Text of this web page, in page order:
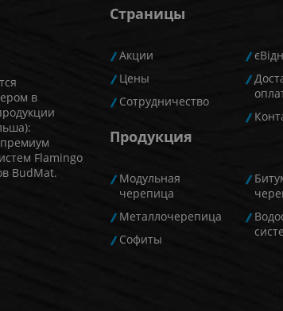
в
Flamingo
BudMat.
Страницы
Акции
Цены
Сотрудничество
Продукция
Модульная
черепица
Металлочерепица
Софиты